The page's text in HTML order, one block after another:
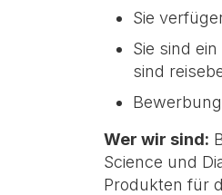
Sie
Sie sind
sind
Wer wir sind:
Science und
Produkten für